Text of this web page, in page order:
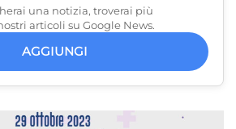
una notizia, troverai più
articoli su Google News.
AGGIUNGI